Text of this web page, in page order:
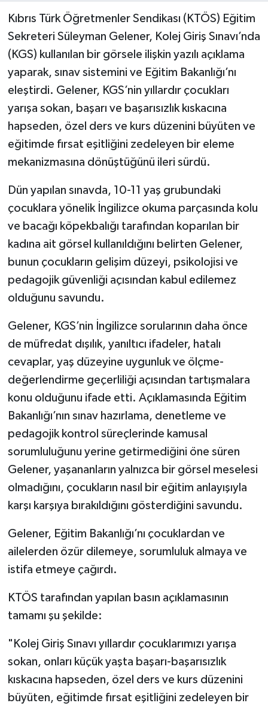
Kıbrıs Türk Öğretmenler Sendikası (KTÖS) Eğitim
Sekreteri Süleyman Gelener, Kolej Giriş Sınavı’nda
(KGS) kullanılan bir görsele ilişkin yazılı açıklama
yaparak, sınav sistemini ve Eğitim Bakanlığı’nı
eleştirdi. Gelener, KGS’nin yıllardır çocukları
yarışa sokan, başarı ve başarısızlık kıskacına
hapseden, özel ders ve kurs düzenini büyüten ve
eğitimde fırsat eşitliğini zedeleyen bir eleme
mekanizmasına dönüştüğünü ileri sürdü.
Dün yapılan sınavda, 10-11 yaş grubundaki
çocuklara yönelik İngilizce okuma parçasında kolu
ve bacağı köpekbalığı tarafından koparılan bir
kadına ait görsel kullanıldığını belirten Gelener,
bunun çocukların gelişim düzeyi, psikolojisi ve
pedagojik güvenliği açısından kabul edilemez
olduğunu savundu.
Gelener, KGS’nin İngilizce sorularının daha önce
de müfredat dışılık, yanıltıcı ifadeler, hatalı
cevaplar, yaş düzeyine uygunluk ve ölçme-
değerlendirme geçerliliği açısından tartışmalara
konu olduğunu ifade etti. Açıklamasında Eğitim
Bakanlığı’nın sınav hazırlama, denetleme ve
pedagojik kontrol süreçlerinde kamusal
sorumluluğunu yerine getirmediğini öne süren
Gelener, yaşananların yalnızca bir görsel meselesi
olmadığını, çocukların nasıl bir eğitim anlayışıyla
karşı karşıya bırakıldığını gösterdiğini savundu.
Gelener, Eğitim Bakanlığı’nı çocuklardan ve
ailelerden özür dilemeye, sorumluluk almaya ve
istifa etmeye çağırdı.
KTÖS tarafından yapılan basın açıklamasının
tamamı şu şekilde:
"Kolej Giriş Sınavı yıllardır çocuklarımızı yarışa
sokan, onları küçük yaşta başarı-başarısızlık
kıskacına hapseden, özel ders ve kurs düzenini
büyüten, eğitimde fırsat eşitliğini zedeleyen bir